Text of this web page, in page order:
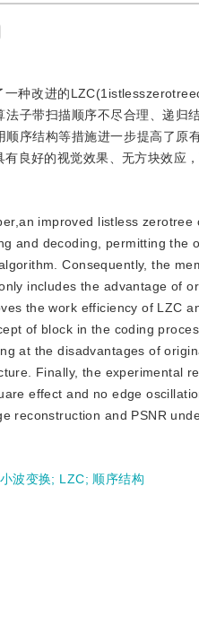
一种改进的
法子带扫描顺序不尽合理、递归
顺序结构等措施进一步提高了原
有良好的视觉效果、无方块效应
improved listless
and decoding, permitting the
Consequently, the
includes the advantage of
the work efficiency of LZC
of block in the coding
at the disadvantages of
Finally, the experimental
effect and no edge
reconstruction and PSNR
小波变换; LZC; 顺序结构